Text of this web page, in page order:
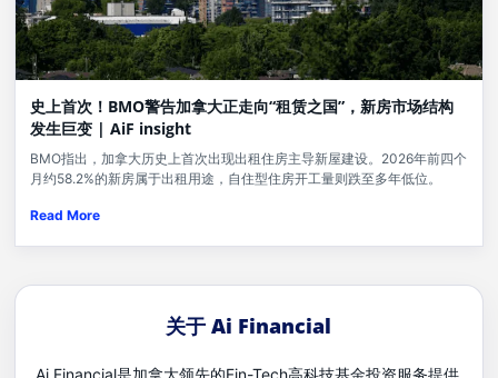
史上首次！BMO警告加拿大正走向“租赁之国”，新房市场结构
发生巨变 | AiF insight
BMO指出，加拿大历史上首次出现出租住房主导新屋建设。2026年前四个
月约58.2%的新房属于出租用途，自住型住房开工量则跌至多年低位。
Read More
关于 Ai Financial